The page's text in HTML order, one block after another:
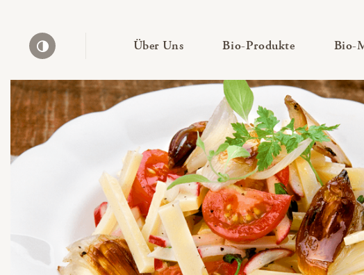
Über Uns— Untermenü ausklappen
Bio-Produkte— Bio-